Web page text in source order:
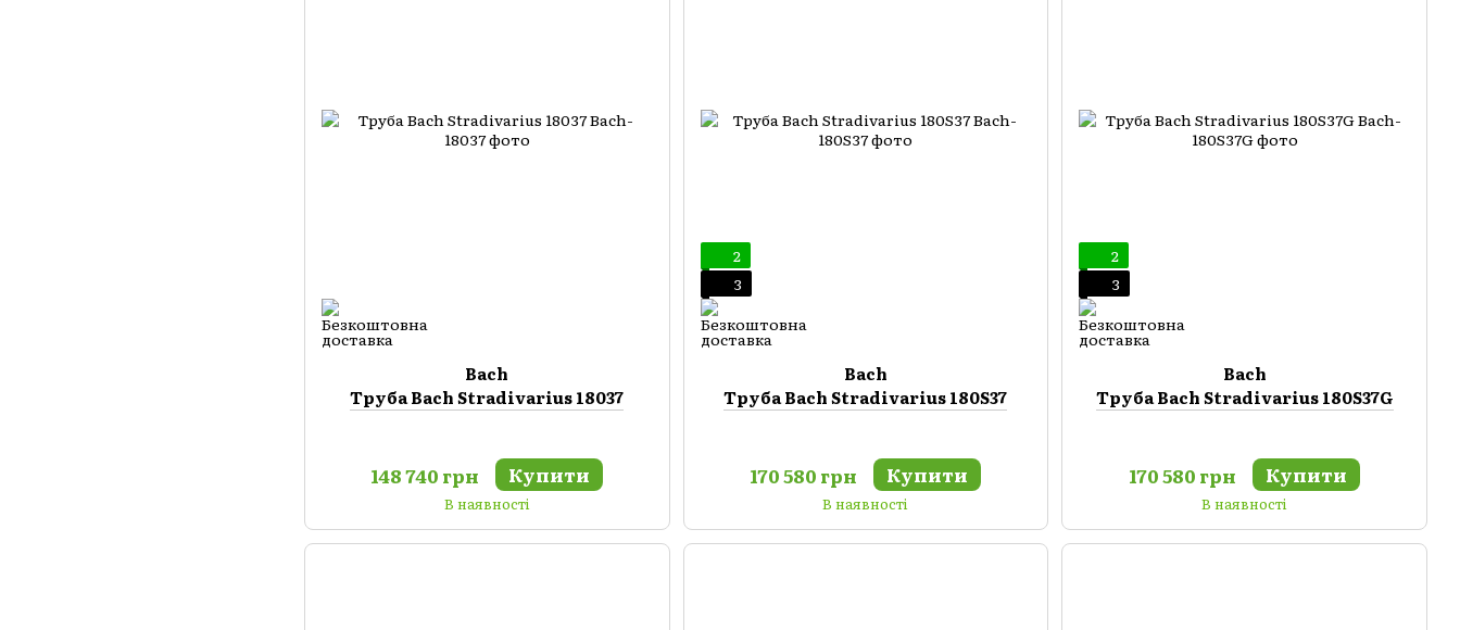
Bach
Труба Bach Stradivarius 18037
148 740 грн Купити
В наявності
2
3
Bach
Труба Bach Stradivarius 180S37
170 580 грн Купити
В наявності
2
3
Bach
Труба Bach Stradivarius 180S37G
170 580 грн Купити
В наявності